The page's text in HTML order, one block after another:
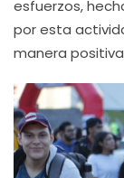
esfuerzos,
por esta
manera